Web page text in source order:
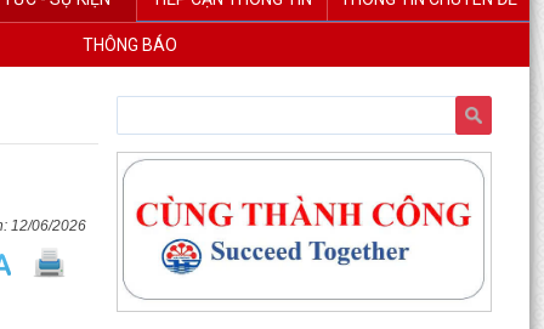
THÔNG BÁO
12/06/2026